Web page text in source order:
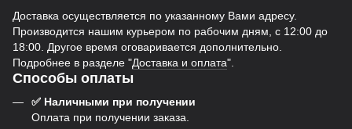
Доставка осуществляется по указанному Вами адресу.
Производится нашим курьером по рабочим дням, с 12:00 до
18:00. Другое время оговаривается дополнительно.
Подробнее в разделе "Доставка и оплата".
Способы оплаты
✅ Наличными при получении
Оплата при получении заказа.